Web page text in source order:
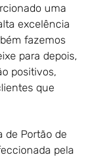
uma
excelência
fazemos
para depois,
positivos,
que
de Portão de
pela